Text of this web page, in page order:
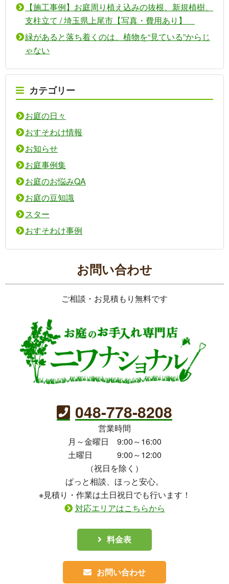
【施工事例】お庭周り植え込みの抜根、新規植樹、
支柱立て / 埼玉県上尾市【写真・費用あり】
緑があると落ち着くのは、植物を“見ている”からじ
ゃない
カテゴリー
お庭の日々
おすそわけ情報
お知らせ
お庭事例集
お庭のお悩みQA
お庭の豆知識
スター
おすそわけ事例
お問い合わせ
ご相談・お見積もり無料です
048-778-8208
営業時間
月～金曜日 9:00～16:00
土曜日 9:00～12:00
（祝日を除く）
ぱっと相談、ほっと安心。
※見積り・作業は土日祝日でも行います！
対応エリアはこちらから
料金表
お問い合わせ